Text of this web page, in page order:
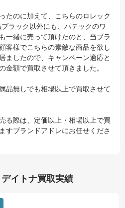
たのに加えて、こちらのロレック
ブラック以外にも、パテックのワ
一緒に売って頂けたのと、当ブラ
客様でこちらの素敵な商品を欲し
ましたので、キャンペーン適応と
金額で買取させて頂きました。
品無しでも相場以上で買取させて
る際は、定価以上・相場以上で買
すブランドアドレにお任せくださ
イトナ買取実績